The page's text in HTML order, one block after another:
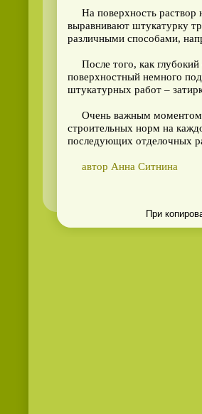
На поверхность раствор
выравнивают штукатурку
различными способами,
После того, как глубокий
поверхностный немного
штукатурных работ –
Очень важным моментом
строительных норм на
последующих отделочных
автор Анна Ситнина
При